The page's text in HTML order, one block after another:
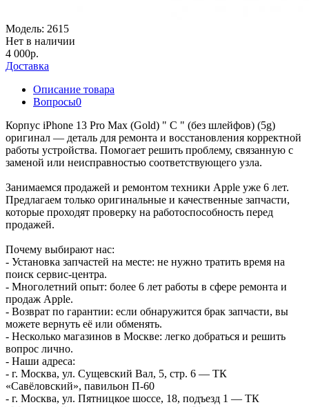
Модель: 2615
Нет в наличии
4 000р.
Доставка
Описание товара
Вопросы0
Корпус iPhone 13 Pro Max (Gold) " C " (без шлейфов) (5g)
оригинал — деталь для ремонта и восстановления корректной
работы устройства. Помогает решить проблему, связанную с
заменой или неисправностью соответствующего узла.
Занимаемся продажей и ремонтом техники Apple уже 6 лет.
Предлагаем только оригинальные и качественные запчасти,
которые проходят проверку на работоспособность перед
продажей.
Почему выбирают нас:
- Установка запчастей на месте: не нужно тратить время на
поиск сервис-центра.
- Многолетний опыт: более 6 лет работы в сфере ремонта и
продаж Apple.
- Возврат по гарантии: если обнаружится брак запчасти, вы
можете вернуть её или обменять.
- Несколько магазинов в Москве: легко добраться и решить
вопрос лично.
- Наши адреса:
- г. Москва, ул. Сущевский Вал, 5, стр. 6 — ТК
«Савёловский», павильон П-60
- г. Москва, ул. Пятницкое шоссе, 18, подъезд 1 — ТК